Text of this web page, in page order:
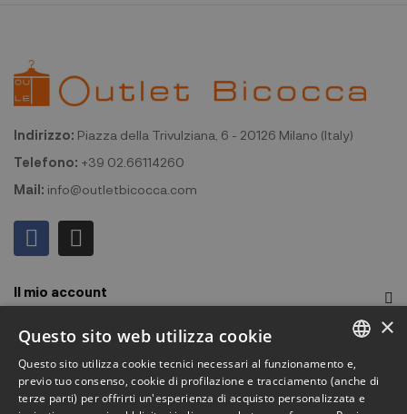
Indirizzo: Piazza della Trivulziana, 6 - 20126 Milano (Italy)
Telefono: +39 02.66114260
Mail: info@outletbicocca.com
Il mio account
Outlet Bicocca
Iscriviti alla Newsletter
ITALIAN
ENGLISH
×
Questo sito web utilizza cookie
Questo sito utilizza cookie tecnici necessari al funzionamento e,
previo tuo consenso, cookie di profilazione e tracciamento (anche di
terze parti) per offrirti un'esperienza di acquisto personalizzata e